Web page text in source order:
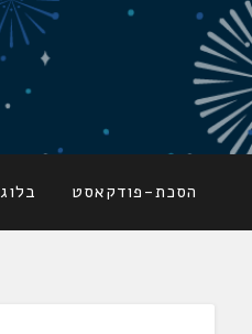
דלג
לתוכןלשוניאדה
עברית. לשון. שפה
הסכת-פודקאסט בלוג